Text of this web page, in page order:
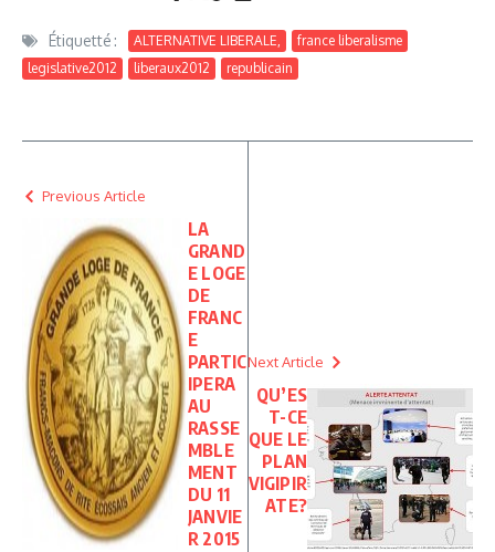
Étiquetté : ALTERNATIVE LIBERALE,
france liberalisme
legislative2012
liberaux2012 republicain
Previous Article
LA
GRAND
E LOGE
DE
FRANC
E
PARTIC
IPERA
AU
RASSE
MBLE
MENT
DU 11
JANVIE
R 2015
Next Article
QU’ES
T-CE
QUE LE
PLAN
VIGIPIR
ATE?